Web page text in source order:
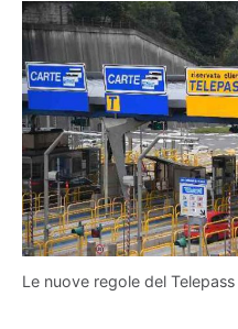
Le nuove regole del